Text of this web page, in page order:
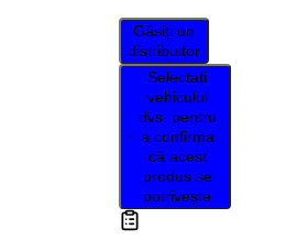
Găsiți un
distribuitor
Selectați
vehiculul
dvs. pentru
a confirma
că acest
produs se
potrivește